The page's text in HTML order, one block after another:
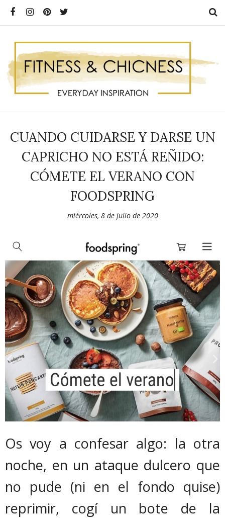
CUANDO CUIDARSE Y DARSE UN
CAPRICHO NO ESTÁ REÑIDO:
CÓMETE EL VERANO CON
FOODSPRING
miércoles, 8 de julio de 2020
Os voy a confesar algo: la otra
noche, en un ataque dulcero que
no pude (ni en el fondo quise)
reprimir, cogí un bote de la